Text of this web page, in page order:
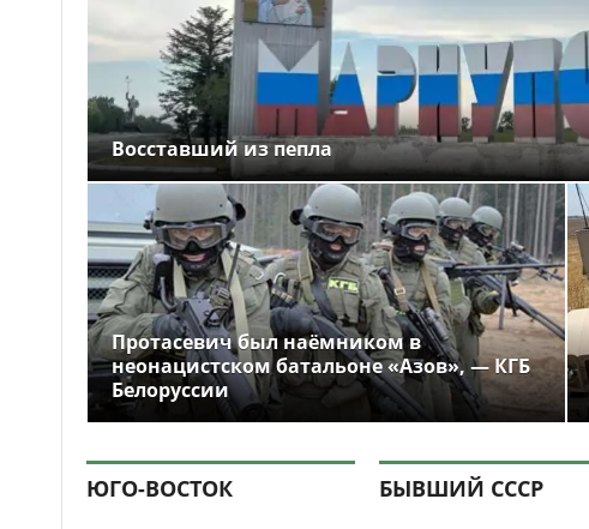
Восставший из пепла
Протасевич был наёмником в
неонацистском батальоне «Азов», — КГБ
Белоруссии
ЮГО-ВОСТОК БЫВШИЙ СССР